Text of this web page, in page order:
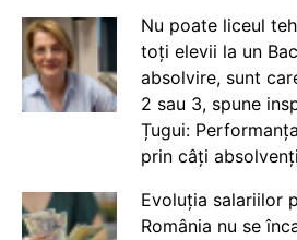
Nu poate liceul
toți elevii la un
absolvire, sunt
2 sau 3, spune
Țugui:
prin câți
Evoluția salariilor
România nu se